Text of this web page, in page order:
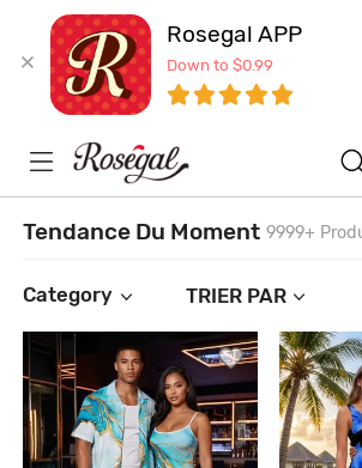
Rosegal APP
Down to $0.99
Tendance Du Moment 9999+
Category TRIER PAR